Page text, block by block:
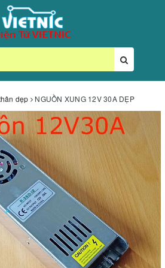
dẹp NGUỒN XUNG 12V 30A DẸP